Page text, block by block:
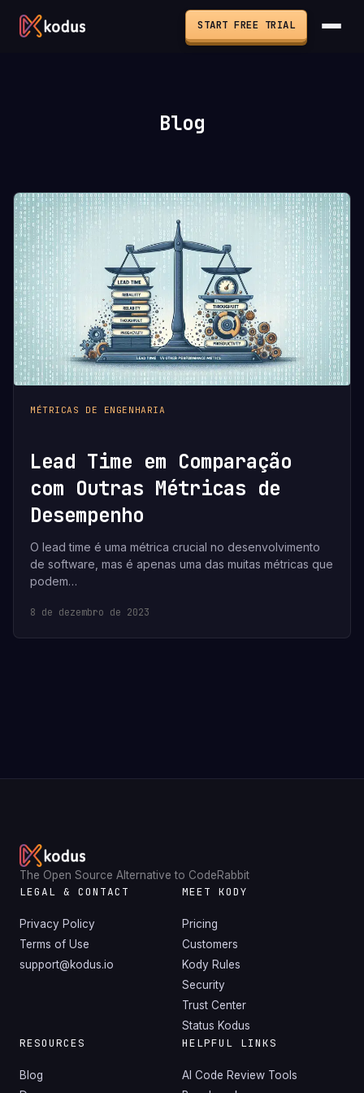
START FREE TRIAL
Blog
MÉTRICAS DE ENGENHARIA
Lead Time em Comparação
com Outras Métricas de
Desempenho
O lead time é uma métrica crucial no desenvolvimento
de software, mas é apenas uma das muitas métricas que
podem…
8 de dezembro de 2023
The Open Source Alternative to CodeRabbit
LEGAL & CONTACT
Privacy Policy
Terms of Use
support@kodus.io
MEET KODY
Pricing
Customers
Kody Rules
Security
Trust Center
Status Kodus
RESOURCES
Blog
HELPFUL LINKS
AI Code Review Tools